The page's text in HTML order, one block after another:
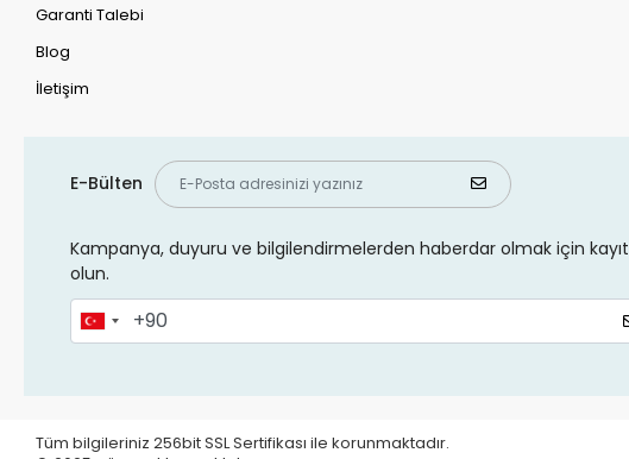
Garanti Talebi
Blog
İletişim
E-Bülten
Kampanya, duyuru ve bilgilendirmelerden haberdar olmak için kayıt
olun.
Tüm bilgileriniz 256bit SSL Sertifikası ile korunmaktadır.